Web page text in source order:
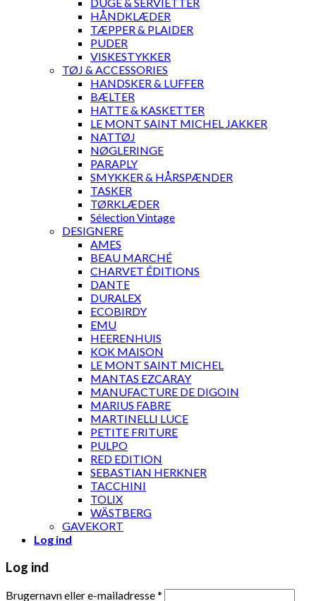
HÅNDKLÆDER
TÆPPER & PLAIDER
PUDER
VISKESTYKKER
TØJ & ACCESSORIES
HANDSKER & LUFFER
BÆLTER
HATTE & KASKETTER
LE MONT SAINT MICHEL JAKKER
NATTØJ
NØGLERINGE
PARAPLY
SMYKKER & HÅRSPÆNDER
TASKER
TØRKLÆDER
Sélection Vintage
DESIGNERE
AMES
BEAU MARCHÉ
CHARVET ÉDITIONS
DANTE
DURALEX
ECOBIRDY
EMU
HEERENHUIS
KOK MAISON
LE MONT SAINT MICHEL
MANTAS EZCARAY
MANUFACTURE DE DIGOIN
MARIUS FABRE
MARTINELLI LUCE
PETITE FRITURE
PULPO
RED EDITION
SEBASTIAN HERKNER
TACCHINI
TOLIX
WÄSTBERG
GAVEKORT
Log ind
Log ind
Brugernavn eller e-mailadresse*